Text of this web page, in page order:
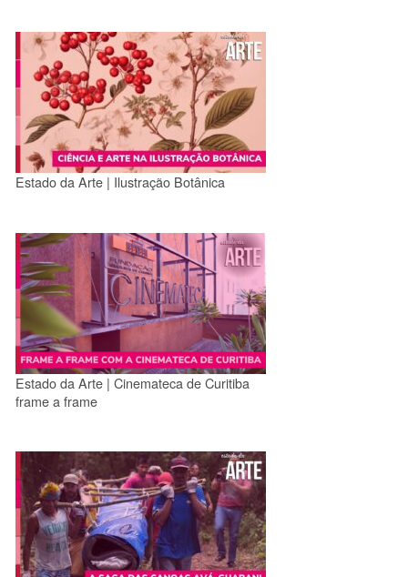
Estado da Arte | Ilustração Botânica
Estado da Arte | Cinemateca de Curitiba
frame a frame